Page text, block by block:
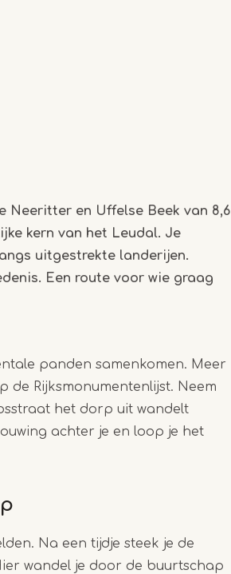
Neeritter en Uffelse Beek van 8,6
kern van het Leudal. Je
uitgestrekte landerijen.
Een route voor wie graag
panden samenkomen. Meer
Rijksmonumentenlijst. Neem
het dorp uit wandelt
achter je en loop je het
Na een tijdje steek je de
wandel je door de buurtschap